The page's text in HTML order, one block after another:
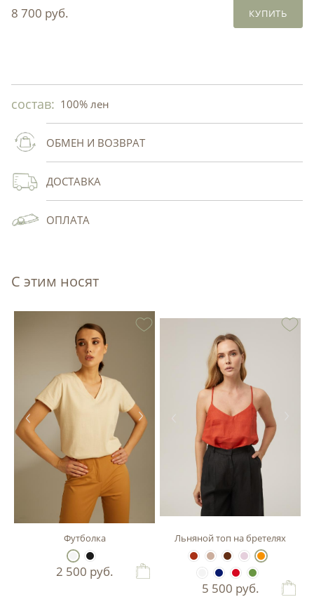
8 700 руб. КУПИТЬ
состав: 100% лен
ОБМЕН И ВОЗВРАТ
ДОСТАВКА
ОПЛАТА
С этим носят
Футболка
2 500 руб.
Льняной топ на бретелях
5 500 руб.